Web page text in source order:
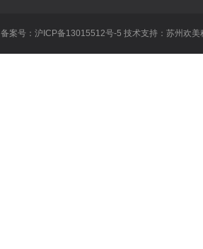
什王者荣耀张
备案号：沪ICP备13015512号-5 技术支持： 苏州欢美